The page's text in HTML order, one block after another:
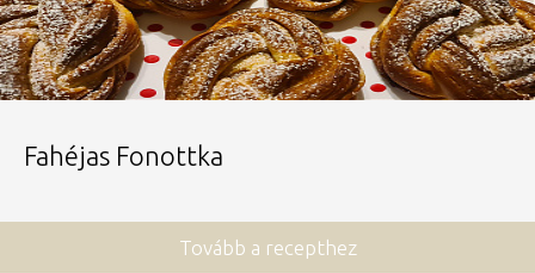
Fahéjas Fonottka
Tovább a recepthez